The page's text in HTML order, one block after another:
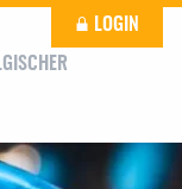
LOGIN